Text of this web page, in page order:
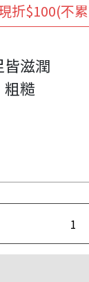
折$100(不
皆滋潤
粗糙